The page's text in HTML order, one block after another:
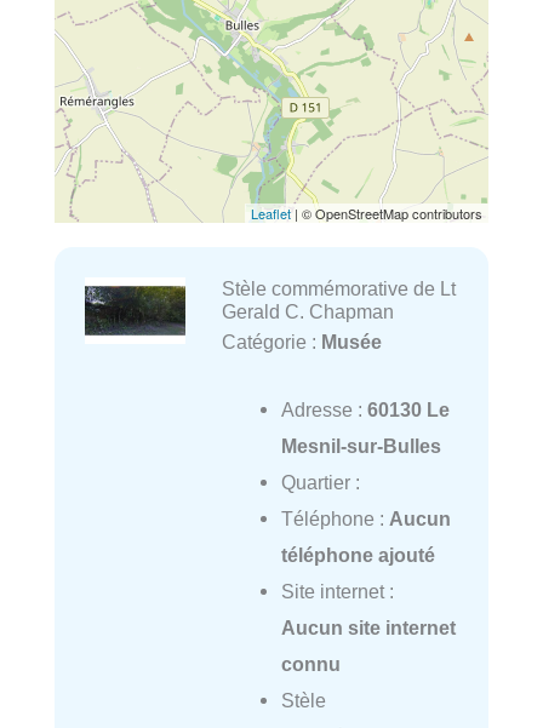
Leaflet | © OpenStreetMap contributors
Stèle commémorative de Lt
Gerald C. Chapman
Catégorie : Musée
Adresse : 60130 Le
Mesnil-sur-Bulles
Quartier :
Téléphone : Aucun
téléphone ajouté
Site internet :
Aucun site internet
connu
Stèle